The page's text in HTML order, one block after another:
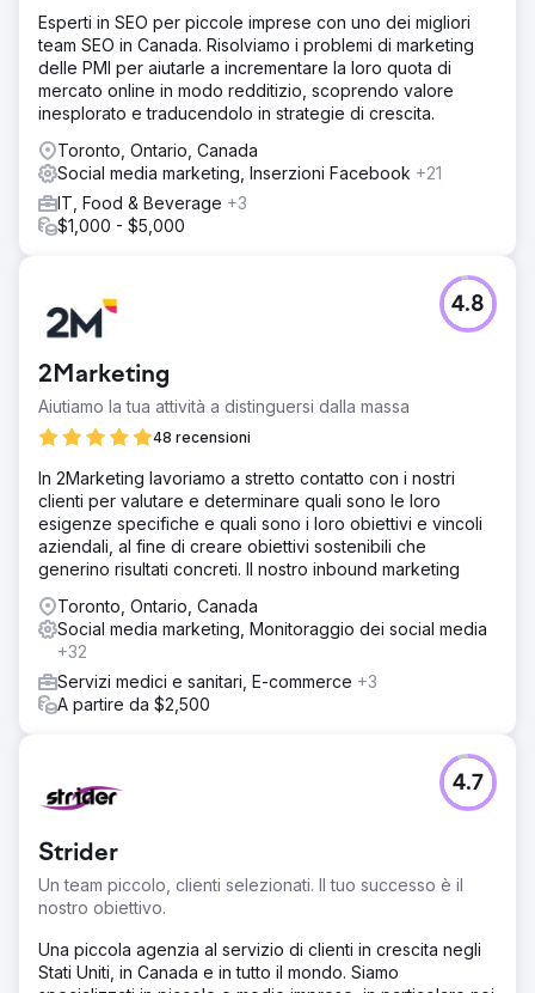
Soluzione
Abbiamo eseguito un audit completo di creatività e CRO,
analizzando meta-annunci, landing page e messaggi on-
site. Abbiamo identificato i principali punti di attrito
nell'esperienza di landing page, le mancate opportunità
di concentrarsi su prove e urgenza e la creatività degli
annunci che mancava di varietà o chiarezza su ciò che
rendeva unico il brand.
Risultato
gerarchia dei messaggi e indicazioni creative testabili.
L'audit ha aiutato l'azienda a riorientare la propria
migliorare la conversione e le performance degli annunci.
Vai alla pagina agenzia
Esperti in SEO per piccole imprese con uno dei migliori
team SEO in Canada. Risolviamo i problemi di marketing
delle PMI per aiutarle a incrementare la loro quota di
mercato online in modo redditizio, scoprendo valore
inesplorato e traducendolo in strategie di crescita.
Toronto, Ontario, Canada
Social media marketing, Inserzioni Facebook +21
IT, Food & Beverage +3
$1,000 - $5,000
2Marketing
Aiutiamo la tua attività a distinguersi dalla massa
48 recensioni
4.8
In 2Marketing lavoriamo a stretto contatto con i nostri
clienti per valutare e determinare quali sono le loro
esigenze specifiche e quali sono i loro obiettivi e vincoli
aziendali, al fine di creare obiettivi sostenibili che
generino risultati concreti. Il nostro inbound marketing
Toronto, Ontario, Canada
Social media marketing, Monitoraggio dei social media
+32
Servizi medici e sanitari, E-commerce +3
A partire da $2,500
Strider
Un team piccolo, clienti selezionati. Il tuo successo è il
nostro obiettivo.
4.7
Una piccola agenzia al servizio di clienti in crescita negli
Stati Uniti, in Canada e in tutto il mondo. Siamo